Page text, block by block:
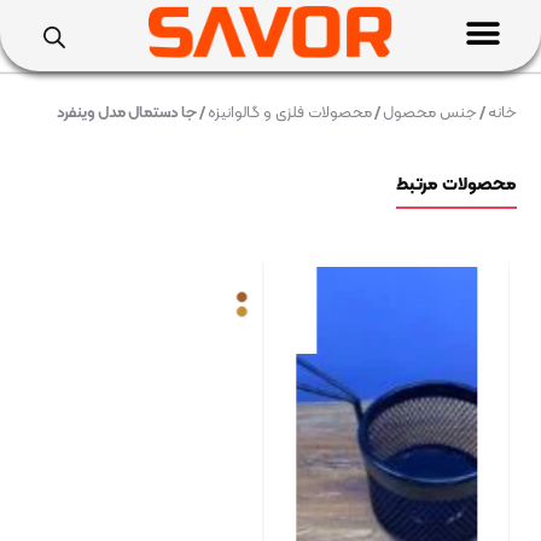
خانه/جنس محصول/محصولات فلزی و گالوانیزه/ جا دستمال مدل وینفرد
محصولات مرتبط